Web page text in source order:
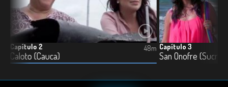
Capítulo 2
Caloto (Cauca)
48m Capítulo 3
San Onofre (Sucre)